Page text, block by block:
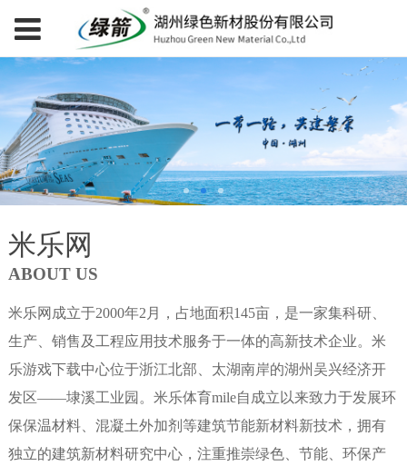
米乐网
ABOUT US
米乐网成立于2000年2月，占地面积145亩，是一家集科研、
生产、销售及工程应用技术服务于一体的高新技术企业。米
乐游戏下载中心位于浙江北部、太湖南岸的湖州吴兴经济开
发区——埭溪工业园。米乐体育mile自成立以来致力于发展环
保保温材料、混凝土外加剂等建筑节能新材料新技术，拥有
独立的建筑新材料研究中心，注重推崇绿色、节能、环保产